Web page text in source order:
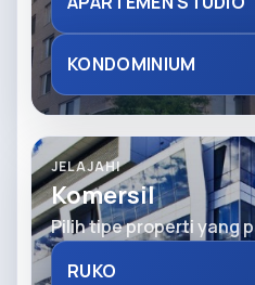
KONDOMINIUM
JELAJAHI
Komersil
Pilih tipe properti yang
RUKO